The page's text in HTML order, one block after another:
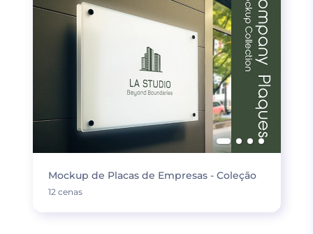
Mockup de Placas de Empresas - Coleção
12 cenas